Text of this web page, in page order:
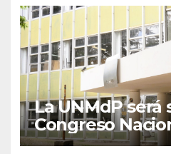
La UNMdP será
Congreso
Lengua Inglesa